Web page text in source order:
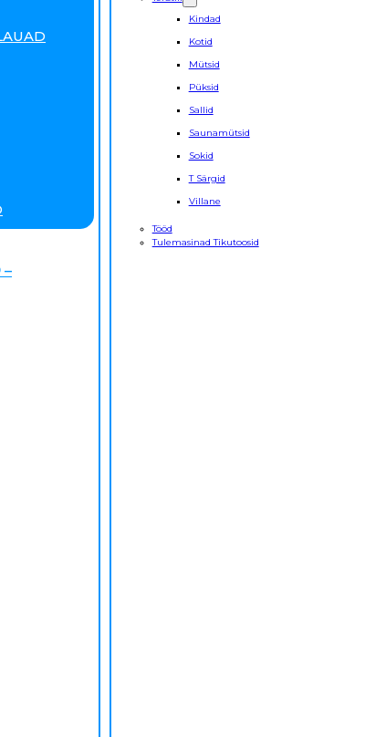
–
Kindad
Kotid
Mütsid
Püksid
Sallid
Saunamütsid
Sokid
T Särgid
Villane
Tööd
Tulemasinad Tikutoosid